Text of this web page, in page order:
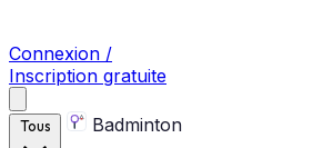
Connexion /
Inscription gratuite
Tous Badminton